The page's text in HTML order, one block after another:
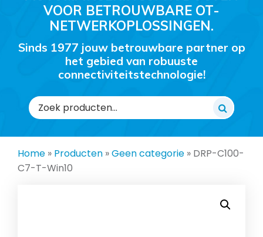
VOOR BETROUWBARE OT-
NETWERKOPLOSSINGEN.
Sinds 1977 jouw betrouwbare partner op
het gebied van robuuste
connectiviteitstechnologie!
Zoeken
naar:
Home » Producten »Geen categorie » DRP-C100-
C7-T-Win10